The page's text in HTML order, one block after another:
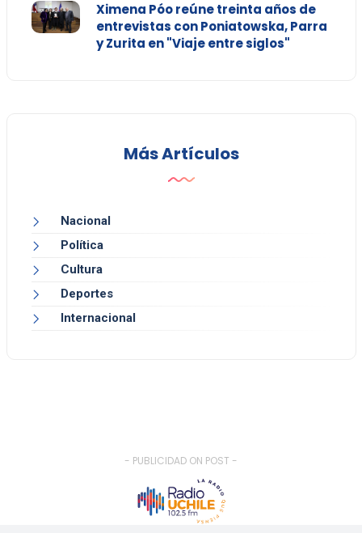
Ximena Póo reúne treinta años de
entrevistas con Poniatowska, Parra
y Zurita en "Viaje entre siglos"
Más Artículos
Nacional
Política
Cultura
Deportes
Internacional
- PUBLICIDAD ON POST -